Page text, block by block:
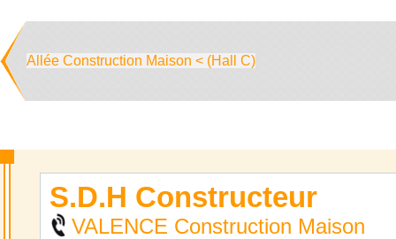
Allée Construction Maison < (Hall C)
S.D.H Constructeur
VALENCE Construction Maison